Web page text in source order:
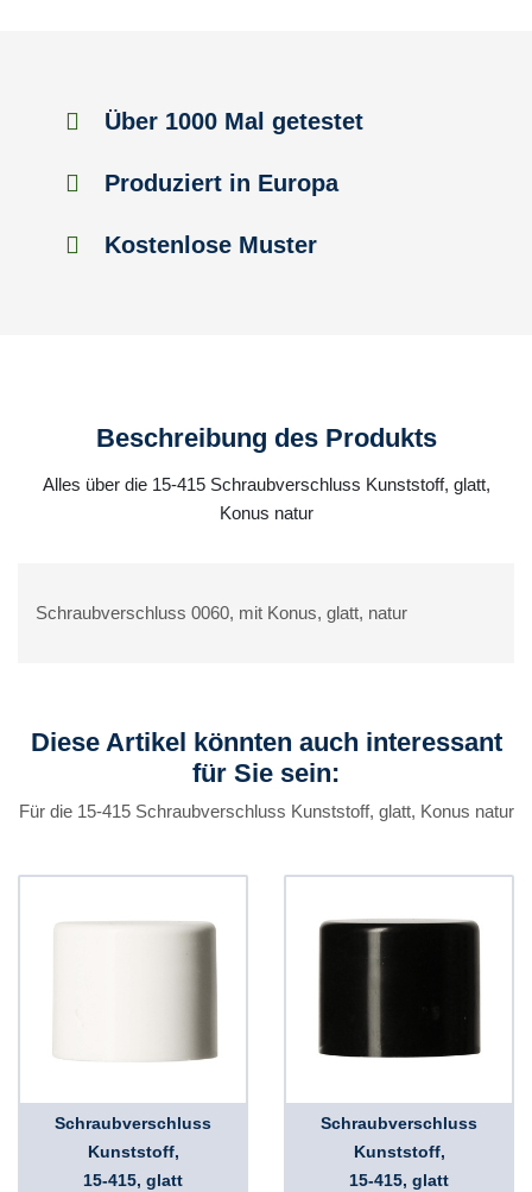
Über 1000 Mal getestet
Produziert in Europa
Kostenlose Muster
Beschreibung des Produkts
Alles über die 15-415 Schraubverschluss Kunststoff, glatt,
Konus natur
Schraubverschluss 0060, mit Konus, glatt, natur
Diese Artikel könnten auch interessant
für Sie sein:
Für die 15-415 Schraubverschluss Kunststoff, glatt, Konus natur
Schraubverschluss
Kunststoff,
15-415, glatt
Schraubverschluss
Kunststoff,
15-415, glatt